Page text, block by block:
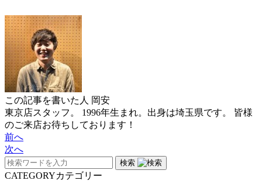
この記事を書いた人 岡安
東京店スタッフ。 1996年生まれ。出身は埼玉県です。 皆様
のご来店お待ちしております！
前へ
次へ
検索
CATEGORYカテゴリー